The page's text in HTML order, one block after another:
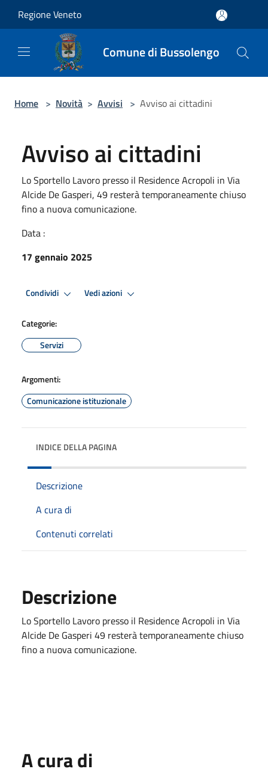
Regione Veneto
Comune di Bussolengo
Home > Novità > Avvisi > Avviso ai cittadini
Avviso ai cittadini
Lo Sportello Lavoro presso il Residence Acropoli in Via
Alcide De Gasperi, 49 resterà temporaneamente chiuso
fino a nuova comunicazione.
Data :
17 gennaio 2025
Condividi Vedi azioni
Categorie:
Servizi
Argomenti:
Comunicazione istituzionale
INDICE DELLA PAGINA
Descrizione
A cura di
Contenuti correlati
Descrizione
Lo Sportello Lavoro presso il Residence Acropoli in Via
Alcide De Gasperi 49 resterà temporaneamente chiuso
fino a nuova comunicazione.
A cura di